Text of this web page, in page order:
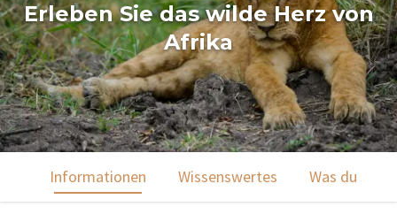
Erleben Sie das wilde Herz von
Afrika
Informationen Wissenswertes Was du